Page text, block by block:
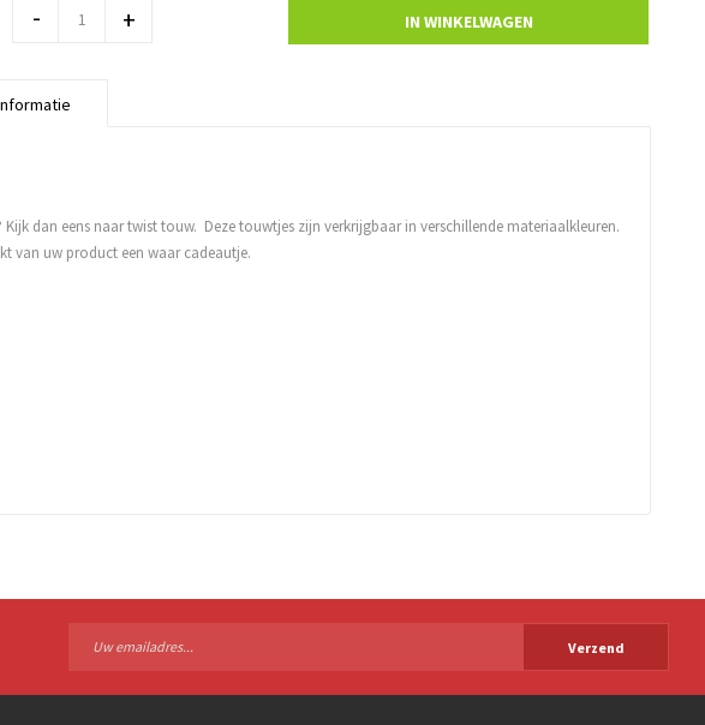
- + IN WINKELWAGEN
dan eens naar twist touw. Deze touwtjes zijn verkrijgbaar in verschillende materiaalkleuren.
van uw product een waar cadeautje.
Verzend